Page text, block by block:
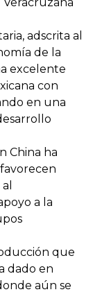
adscrita al
de la
excelente
con
en una
China ha
a la
que
dado en
aún se